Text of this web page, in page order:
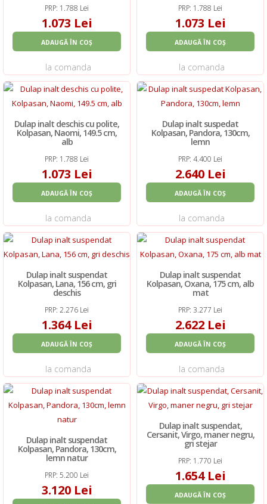
PRP: 1.788 Lei
1.073 Lei
ADAUGĂ ÎN COȘ
la comanda
PRP: 1.788 Lei
1.073 Lei
ADAUGĂ ÎN COȘ
la comanda
Dulap inalt deschis cu polite,
Kolpasan, Naomi, 149.5 cm,
alb
PRP: 1.788 Lei
1.073 Lei
ADAUGĂ ÎN COȘ
la comanda
Dulap inalt suspedat
Kolpasan, Pandora, 130cm,
lemn
PRP: 4.400 Lei
2.640 Lei
ADAUGĂ ÎN COȘ
la comanda
Dulap inalt suspendat
Kolpasan, Lana, 156 cm, gri
deschis
PRP: 2.276 Lei
1.364 Lei
ADAUGĂ ÎN COȘ
la comanda
Dulap inalt suspendat
Kolpasan, Oxana, 175 cm, alb
mat
PRP: 3.277 Lei
2.622 Lei
ADAUGĂ ÎN COȘ
la comanda
Dulap inalt suspendat
Kolpasan, Pandora, 130cm,
lemn natur
PRP: 5.200 Lei
3.120 Lei
Dulap inalt suspendat,
Cersanit, Virgo, maner negru,
gri stejar
PRP: 1.770 Lei
1.654 Lei
ADAUGĂ ÎN COȘ